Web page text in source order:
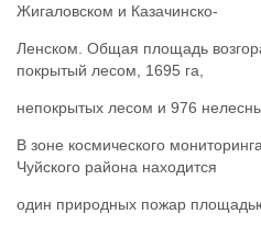
Жигаловском и Казачинско-
Ленском. Общая площадь
покрытый лесом, 1695 га,
непокрытых лесом и 976
В зоне космического
Чуйского района находится
один природных пожар